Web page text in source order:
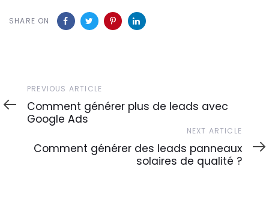
SHARE ON
Previous
Article
PREVIOUS ARTICLE
Comment générer plus de leads avec
Google Ads
Article
NEXT ARTICLE
Comment générer des leads panneaux
solaires de qualité ?